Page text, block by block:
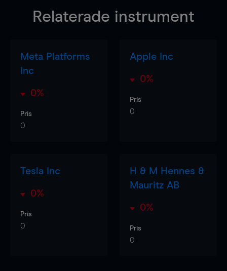
Relaterade instrument
Meta Platforms
Inc
0%
Pris
0
Apple Inc
0%
Pris
0
Tesla Inc
0%
Pris
0
H & M Hennes &
Mauritz AB
0%
Pris
0